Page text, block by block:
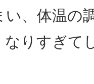
、体温の
なりすぎて